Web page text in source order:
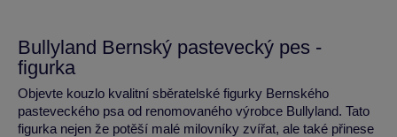
Bullyland Bernský pastevecký pes -
figurka
Objevte kouzlo kvalitní sběratelské figurky Bernského
pasteveckého psa od renomovaného výrobce Bullyland. Tato
figurka nejen že potěší malé milovníky zvířat, ale také přinese